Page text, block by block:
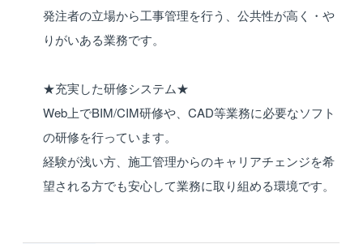
発注者の立場から工事管理を行う、公共性が高く・や
りがいある業務です。
★充実した研修システム★
Web上でBIM/CIM研修や、CAD等業務に必要なソフト
の研修を行っています。
経験が浅い方、施工管理からのキャリアチェンジを希
望される方でも安心して業務に取り組める環境です。